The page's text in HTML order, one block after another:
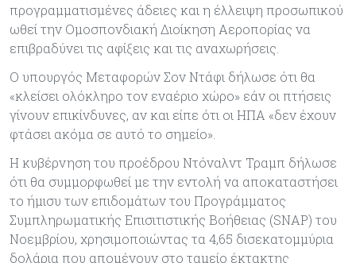
προγραμματισμένες άδειες και η έλλειψη προσωπικού
ωθεί την Ομοσπονδιακή Διοίκηση Αεροπορίας να
επιβραδύνει τις αφίξεις και τις αναχωρήσεις.
Ο υπουργός Μεταφορών Σον Ντάφι δήλωσε ότι θα
«κλείσει ολόκληρο τον εναέριο χώρο» εάν οι πτήσεις
γίνουν επικίνδυνες, αν και είπε ότι οι ΗΠΑ «δεν έχουν
φτάσει ακόμα σε αυτό το σημείο».
Η κυβέρνηση του προέδρου Ντόναλντ Τραμπ δήλωσε
ότι θα συμμορφωθεί με την εντολή να αποκαταστήσει
το ήμισυ των επιδομάτων του Προγράμματος
Συμπληρωματικής Επισιτιστικής Βοήθειας (SNAP) του
Νοεμβρίου, χρησιμοποιώντας τα 4,65 δισεκατομμύρια
δολάρια που απομένουν στο ταμείο έκτακτης